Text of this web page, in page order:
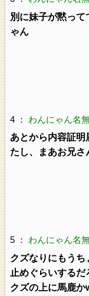
別に妹子が黙っ
ゃん
4 ： わんにゃん名
あとから内容証明
たし、まあお兄
5 ： わんにゃん名
クズなりにもうち
止めぐらいするだ
クズの上に馬鹿